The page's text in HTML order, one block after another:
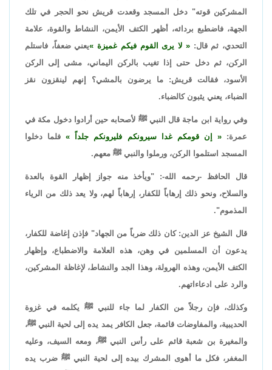
المشركين قوته" دخل المسجد وقعدت قريش نحو الحجر في تلك
الجهة، فاضطبع بردائه، أظهر الكتف الأيمن، النشاط والقوة، علامة
التحدي، ثم قال:
لا يرى القوم فيكم غميزة
يعني ضعفاً، فاستلم
الركن، ثم دخل حتى إذا تغيب بالركن اليماني، مشى إلى الركن
الأسود، فقالت قريش: ما يرضون بالمشي؟ إنهم لينقزون نقز
الضباء، يعني يثبون كالضباء.
وفي رواية ابن ماجة قال النبي ﷺ لأصحابه حين أرادوا دخول مكة في
عمرة:
إن قومكم غدا سيرونكم فليرونكم جلداً
فلما دخلوا
المسجد استلموا الركن، ورملوا والنبي ﷺ معهم.
قال الحافظ -رحمه الله-: "ويأخذ منه جواز إظهار القوة بالعدة
والسلاح، ونحو ذلك إرهاباً للكفار، إرهاباً لهم، ولا يعد ذلك من الرياء
المذموم".
قال الشيخ عز الدين: كان ذلك ضرباً من الجهاد" فإذن إغاضة للكفار،
يدعون أن المسلمين في وهن، هذه العلامة والاضطباع، وإظهار
الكتف الأيمن، وهذه الهرولة، وهذا الجد والنشاط، لإغاظة المشركين،
والرد على ادعاءاتهم.
وكذلك، فإن رجلاً من الكفار لما جاء للنبي ﷺ يكلمه في غزوة
الحديبية، والمفاوضات قائمة، جعل الكافر يمد يده إلى لحية النبي ﷺ،
والمغيرة بن شعبة قائم على رأس النبي ﷺ، ومعه السيف، وعليه
المغفر، فكل ما أهوى المشرك بيده إلى لحية النبي ﷺ ضرب يده